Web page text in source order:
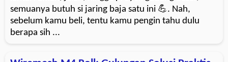
semuanya butuh si jaring baja satu ini 💪. Nah,
sebelum kamu beli, tentu kamu pengin tahu dulu
berapa sih ...